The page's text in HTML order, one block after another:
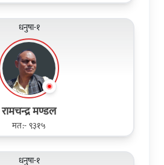
धनुषा-१
रामचन्द्र मण्डल
मत:- ९३१५
धनुषा-१